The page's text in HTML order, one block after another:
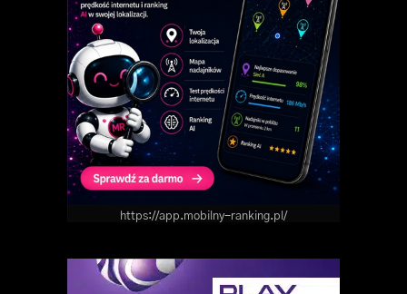
https://app.mobilny-ranking.pl/